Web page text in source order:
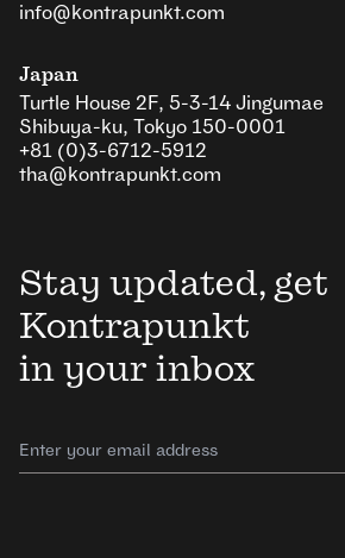
Stay updated, get
Kontrapunkt
in your inbox
info@kontrapunkt.com
Japan
Turtle House 2F, 5-3-14 Jingumae
Shibuya-ku, Tokyo 150-0001
+81 (0)3-6712-5912
tha@kontrapunkt.com